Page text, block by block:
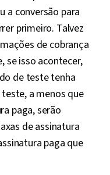
a conversão para
primeiro. Talvez
de cobrança
se isso acontecer,
de teste tenha
a menos que
paga, serão
de assinatura
paga que